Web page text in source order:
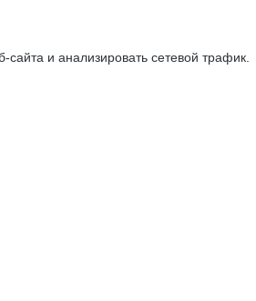
и анализировать сетевой трафик.